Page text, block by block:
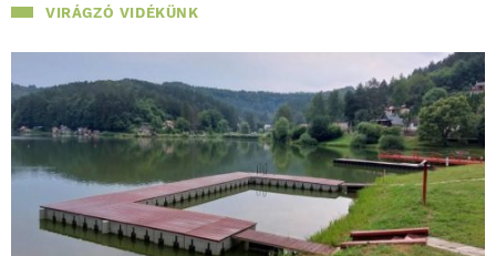
VIRÁGZÓ VIDÉKÜNK